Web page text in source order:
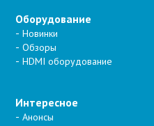
Оборудование
Новинки
Обзоры
HDMI оборудование
Интересное
Анонсы